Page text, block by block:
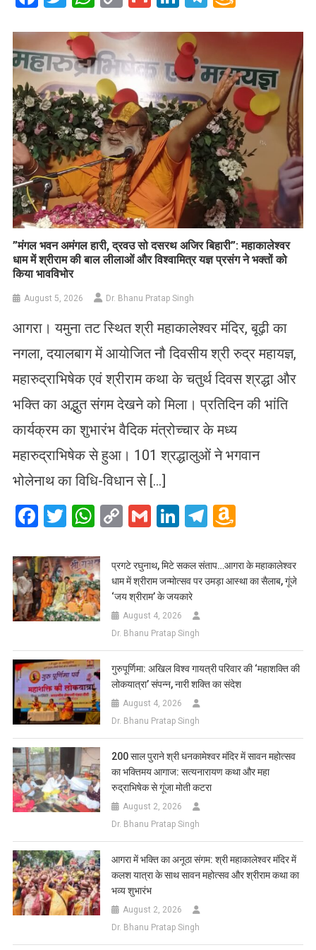
List
​”मंगल भवन अमंगल हारी, द्रवउ सो दसरथ अजिर बिहारी”: महाकालेश्वर
धाम में श्रीराम की बाल लीलाओं और विश्वामित्र यज्ञ प्रसंग ने भक्तों को
किया भावविभोर
August 5, 2026 Dr. Bhanu Pratap Singh
आगरा। यमुना तट स्थित श्री महाकालेश्वर मंदिर, बूढ़ी का
नगला, दयालबाग में आयोजित नौ दिवसीय श्री रुद्र महायज्ञ,
महारुद्राभिषेक एवं श्रीराम कथा के चतुर्थ दिवस श्रद्धा और
भक्ति का अद्भुत संगम देखने को मिला। प्रतिदिन की भांति
कार्यक्रम का शुभारंभ वैदिक मंत्रोच्चार के मध्य
महारुद्राभिषेक से हुआ। 101 श्रद्धालुओं ने भगवान
भोलेनाथ का विधि-विधान से […]
Facebook
Twitter
WhatsApp
CopyGmailLinkedIn
Telegram
List
प्रगटे रघुनाथ, मिटे सकल संताप…आगरा के महाकालेश्वर
धाम में श्रीराम जन्मोत्सव पर उमड़ा आस्था का सैलाब, गूंजे
‘जय श्रीराम’ के जयकारे
August 4, 2026
Dr. Bhanu Pratap Singh
गुरुपूर्णिमा: अखिल विश्व गायत्री परिवार की ‘महाशक्ति की
लोकयात्रा’ संपन्न, नारी शक्ति का संदेश
August 4, 2026
Dr. Bhanu Pratap Singh
200 साल पुराने श्री धनकामेश्वर मंदिर में सावन महोत्सव
का भक्तिमय आगाज: सत्यनारायण कथा और महा
रुद्राभिषेक से गूंजा मोती कटरा
August 2, 2026
Dr. Bhanu Pratap Singh
आगरा में भक्ति का अनूठा संगम: श्री महाकालेश्वर मंदिर में
कलश यात्रा के साथ सावन महोत्सव और श्रीराम कथा का
भव्य शुभारंभ
August 2, 2026
Dr. Bhanu Pratap Singh